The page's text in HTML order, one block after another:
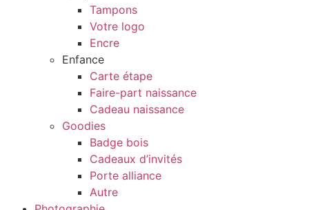
Tampons
Votre logo
Encre
Enfance
Carte étape
Faire-part naissance
Cadeau naissance
Goodies
Badge bois
Cadeaux d’invités
Porte alliance
Autre